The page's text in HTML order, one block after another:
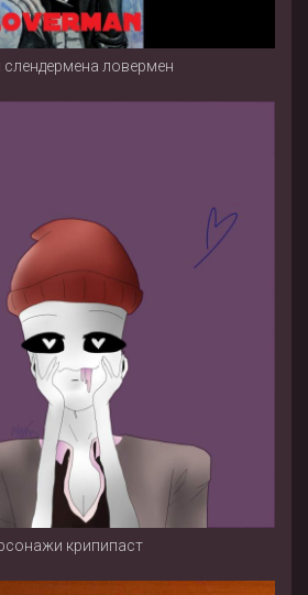
слендермена ловермен
крипипаст